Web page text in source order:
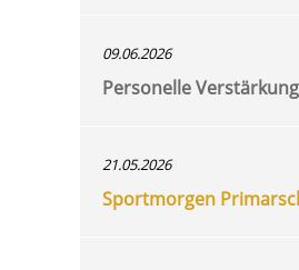
09.06.2026
Personelle
21.05.2026
Sportmorgen